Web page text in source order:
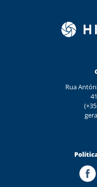
Rua